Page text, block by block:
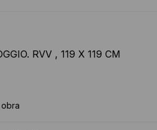
RVV , 119 X 119 CM
obra